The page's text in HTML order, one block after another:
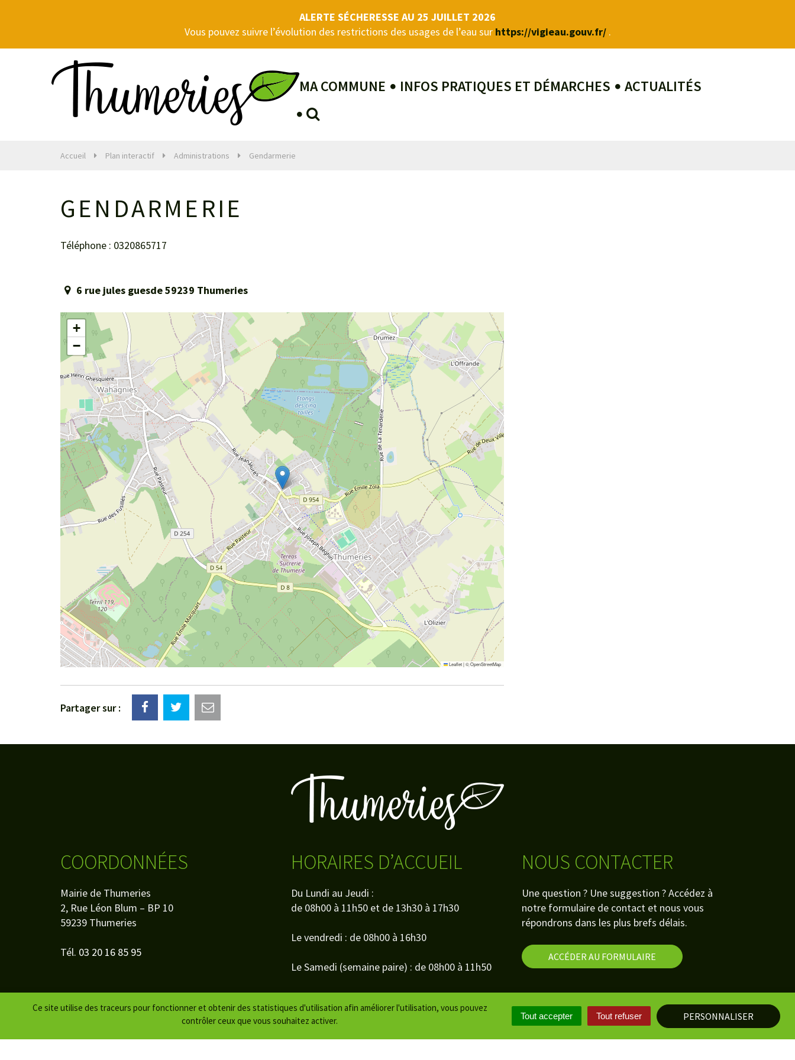
Ce site utilise des traceurs pour fonctionner et obtenir des statistiques d'utilisation afin améliorer l'utilisation, vous pouvez
contrôler ceux que vous souhaitez activer.
Tout accepter Tout refuser PERSONNALISER
ALERTE SÉCHERESSE AU 25 JUILLET 2026
Vous pouvez suivre l’évolution des restrictions des usages de l’eau sur https://vigieau.gouv.fr/.
MA COMMUNE INFOS PRATIQUES ET DÉMARCHES
ACTUALITÉS
Accueil Plan interactif Administrations Gendarmerie
GENDARMERIE
Téléphone : 0320865717
6 rue jules guesde 59239 Thumeries
+
−
Leaflet|©OpenStreetMap
Partager sur :
COORDONNÉES
Mairie de Thumeries
2, Rue Léon Blum – BP 10
59239 Thumeries
Tél. 03 20 16 85 95
HORAIRES D’ACCUEIL
Du Lundi au Jeudi :
de 08h00 à 11h50 et de 13h30 à 17h30
Le vendredi : de 08h00 à 16h30
Le Samedi (semaine paire) : de 08h00 à 11h50
Fermeture : le samedi semaine impaire
NOUS CONTACTER
Une question ? Une suggestion ? Accédez à
notre formulaire de contact et nous vous
répondrons dans les plus brefs délais.
ACCÉDER AU FORMULAIRE